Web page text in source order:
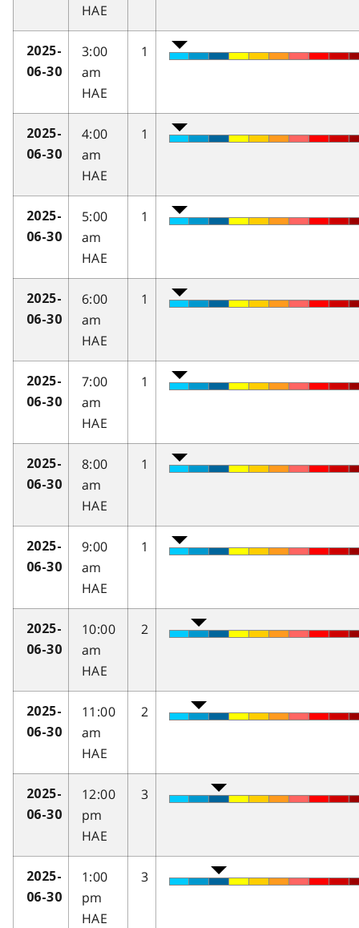
HAE
2025-
06-30
3:00
am
HAE
1
2025-
06-30
4:00
am
HAE
1
2025-
06-30
5:00
am
HAE
1
2025-
06-30
6:00
am
HAE
1
2025-
06-30
7:00
am
HAE
1
2025-
06-30
8:00
am
HAE
1
2025-
06-30
9:00
am
HAE
1
2025-
06-30
10:00
am
HAE
2
2025-
06-30
11:00
am
HAE
2
2025-
06-30
12:00
pm
HAE
3
2025-
06-30
1:00
pm
HAE
3